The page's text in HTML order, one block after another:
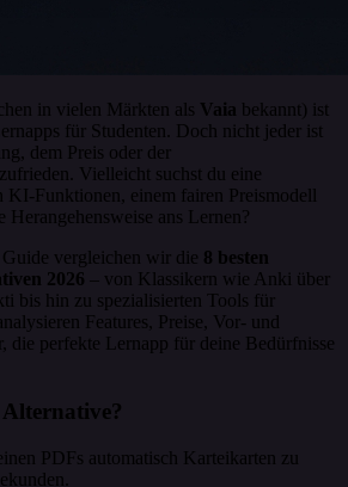
in vielen Märkten als Vaia bekannt) ist
für Studenten. Doch nicht jeder ist
dem Preis oder der
Vielleicht suchst du eine
KI-Funktionen, einem fairen Preismodell
Herangehensweise ans Lernen?
Guide vergleichen wir die 8 besten
2026 – von Klassikern wie Anki über
bis hin zu spezialisierten Tools für
Features, Preise, Vor- und
die perfekte Lernapp für deine Bedürfnisse
Alternative?
PDFs automatisch Karteikarten zu